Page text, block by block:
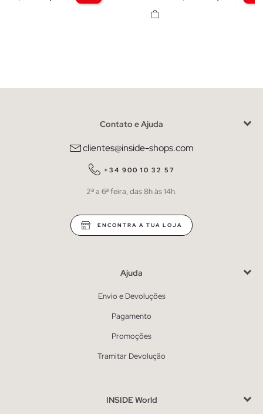
Contato e Ajuda
clientes@inside-shops.com
+34 900 10 32 57
2ª a 6ª feira, das 8h às 14h.
ENCONTRA A TUA LOJA
Ajuda
Envio e Devoluções
Pagamento
Promoções
Tramitar Devolução
INSIDE World